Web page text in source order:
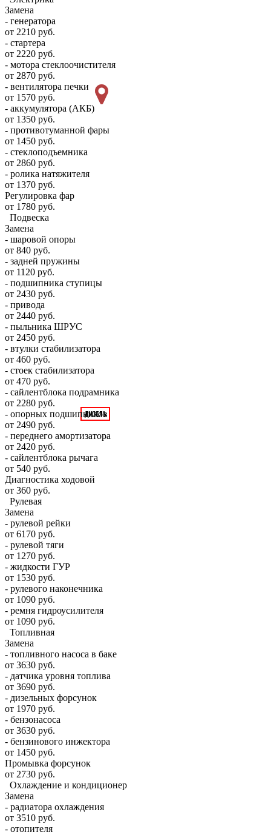
Замена
- генератора
от 2210 руб.
- стартера
от 2220 руб.
- мотора стеклоочистителя
от 2870 руб.
- вентилятора печки
от 1570 руб.
- аккумулятора (АКБ)
от 1350 руб.
- противотуманной фары
от 1450 руб.
- стеклоподъемника
от 2860 руб.
- ролика натяжителя
от 1370 руб.
Регулировка фар
от 1780 руб.
Подвеска
Замена
- шаровой опоры
от 840 руб.
- задней пружины
от 1120 руб.
- подшипника ступицы
от 2430 руб.
- привода
от 2440 руб.
- пыльника ШРУС
от 2450 руб.
- втулки стабилизатора
от 460 руб.
- стоек стабилизатора
от 470 руб.
- сайлентблока подрамника
от 2280 руб.
- опорных подшипников
от 2490 руб.
- переднего амортизатора
от 2420 руб.
- сайлентблока рычага
от 540 руб.
Диагностика ходовой
от 360 руб.
Рулевая
Замена
- рулевой рейки
от 6170 руб.
- рулевой тяги
от 1270 руб.
- жидкости ГУР
от 1530 руб.
- рулевого наконечника
от 1090 руб.
- ремня гидроусилителя
от 1090 руб.
Топливная
Замена
- топливного насоса в баке
от 3630 руб.
- датчика уровня топлива
от 3690 руб.
- дизельных форсунок
от 1970 руб.
- бензонасоса
от 3630 руб.
- бензинового инжектора
от 1450 руб.
Промывка форсунок
от 2730 руб.
Охлаждение и кондиционер
Замена
- радиатора охлаждения
от 3510 руб.
- отопителя